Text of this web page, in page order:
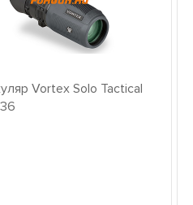
Vortex Solo Tactical